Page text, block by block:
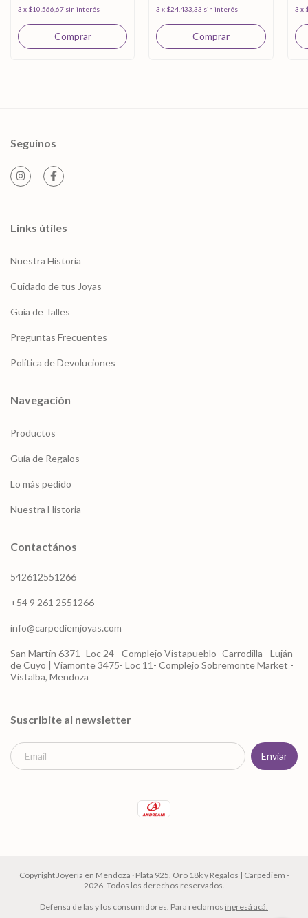
3 x $10.566,67 sin interés 3 x $24.433,33 sin interés 3 x
Seguinos
Links útiles
Nuestra Historia
Cuidado de tus Joyas
Guía de Talles
Preguntas Frecuentes
Política de Devoluciones
Navegación
Productos
Guía de Regalos
Lo más pedido
Nuestra Historia
Contactános
542612551266
+54 9 261 2551266
info@carpediemjoyas.com
San Martín 6371 -Loc 24 - Complejo Vistapueblo -Carrodilla - Luján
de Cuyo | Viamonte 3475- Loc 11- Complejo Sobremonte Market -
Vistalba, Mendoza
Suscribite al newsletter
Copyright Joyería en Mendoza · Plata 925, Oro 18k y Regalos | Carpediem -
2026. Todos los derechos reservados.
Defensa de las y los consumidores. Para reclamos ingresá acá.